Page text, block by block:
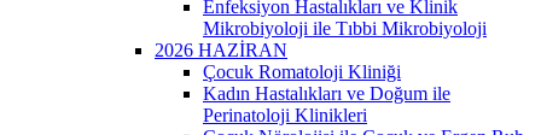
Enfeksiyon Hastalıkları ve Klinik
Mikrobiyoloji ile Tıbbi Mikrobiyoloji
2026 HAZİRAN
Çocuk Romatoloji Kliniği
Kadın Hastalıkları ve Doğum ile
Perinatoloji Klinikleri